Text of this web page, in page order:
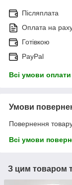
Післяплата
Оплата на
Готівкою
PayPal
Всі умови оплати
Умови
Повернення
Всі умови
З цим товаром